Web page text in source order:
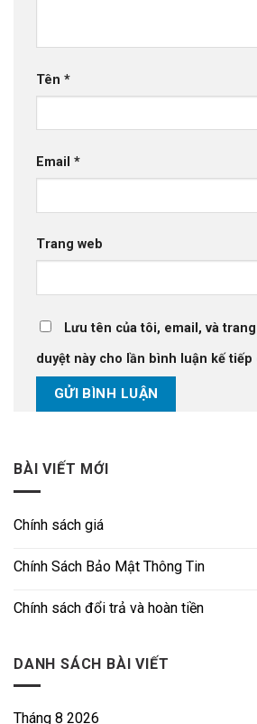
Tên *
Email *
Trang web
Lưu tên của tôi, email, và
duyệt này cho lần bình luận kế tiếp
BÀI VIẾT MỚI
Chính sách giá
Chính Sách Bảo Mật Thông Tin
Chính sách đổi trả và hoàn tiền
DANH SÁCH BÀI VIẾT
Tháng 8 2026